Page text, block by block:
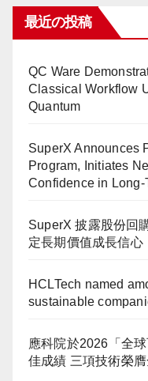
最近の投稿
QC Ware
Classical Workflow
Quantum
SuperX Announces
Program, Initiates
Confidence in Long-
SuperX 披露股份回
定長期價值成長信心
HCLTech named
sustainable
應科院於2026「全
佳成績 三項技術榮